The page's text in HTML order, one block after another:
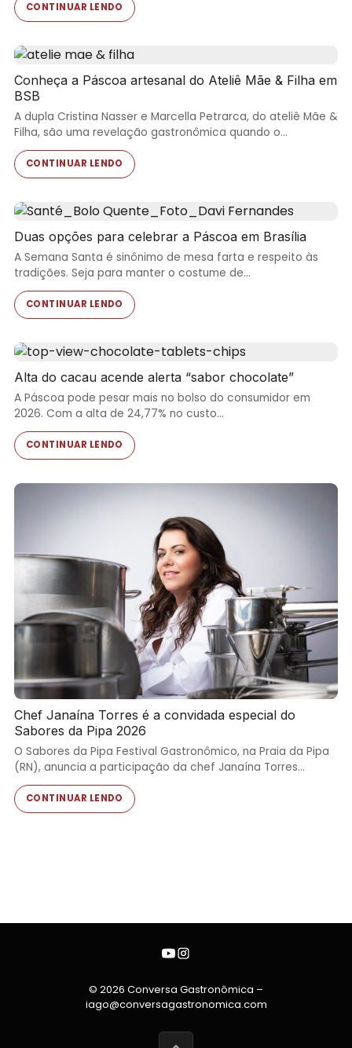
CONTINUAR LENDO
Conheça a Páscoa artesanal do Ateliê Mãe & Filha em
BSB
A dupla Cristina Nasser e Marcella Petrarca, do ateliê Mãe &
Filha, são uma revelação gastronômica quando o…
CONTINUAR LENDO
Duas opções para celebrar a Páscoa em Brasília
A Semana Santa é sinônimo de mesa farta e respeito às
tradições. Seja para manter o costume de…
CONTINUAR LENDO
Alta do cacau acende alerta “sabor chocolate”
A Páscoa pode pesar mais no bolso do consumidor em
2026. Com a alta de 24,77% no custo…
CONTINUAR LENDO
Chef Janaína Torres é a convidada especial do
Sabores da Pipa 2026
O Sabores da Pipa Festival Gastronômico, na Praia da Pipa
(RN), anuncia a participação da chef Janaína Torres…
CONTINUAR LENDO
© 2026 Conversa Gastronômica –
iago@conversagastronomica.com